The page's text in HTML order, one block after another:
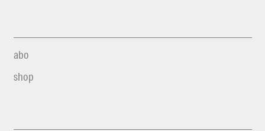
abo
shop